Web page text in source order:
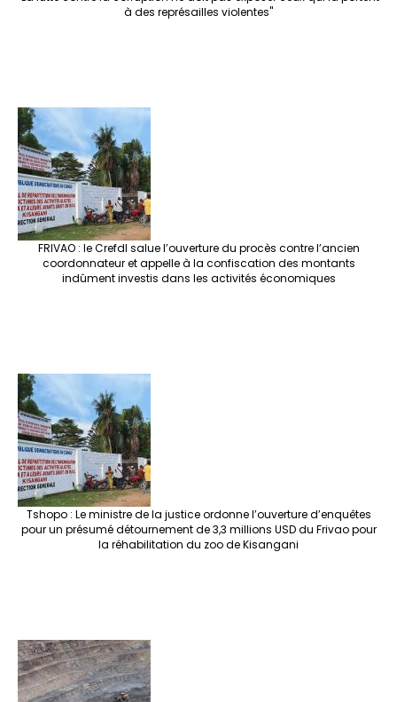
à des représailles violentes"
FRIVAO : le Crefdl salue l’ouverture du procès contre l’ancien
coordonnateur et appelle à la confiscation des montants
indûment investis dans les activités économiques
Tshopo : Le ministre de la justice ordonne l’ouverture d’enquêtes
pour un présumé détournement de 3,3 millions USD du Frivao pour
la réhabilitation du zoo de Kisangani